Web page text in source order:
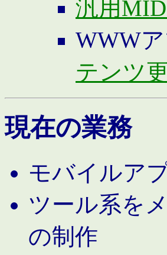
汎用
WWW
テンツ
現在の業務
モバイルア
ツール系を
の制作